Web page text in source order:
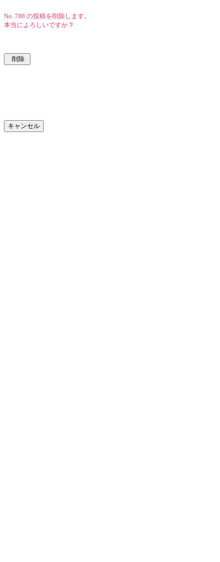
No. 788 の投稿を削除します。
本当によろしいですか？